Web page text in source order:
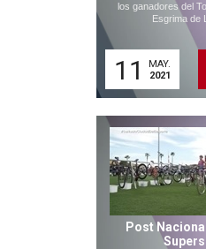
los ganadores del
Esgrima de
11
MAY.
2021
Post